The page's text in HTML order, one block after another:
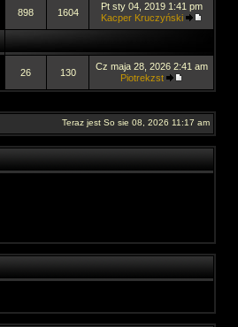
898 1604
Pt sty 04, 2019 1:41 pm
Kacper Kruczyński
26 130
Cz maja 28, 2026 2:41 am
Piotrekzst
Teraz jest So sie 08, 2026 11:17 am